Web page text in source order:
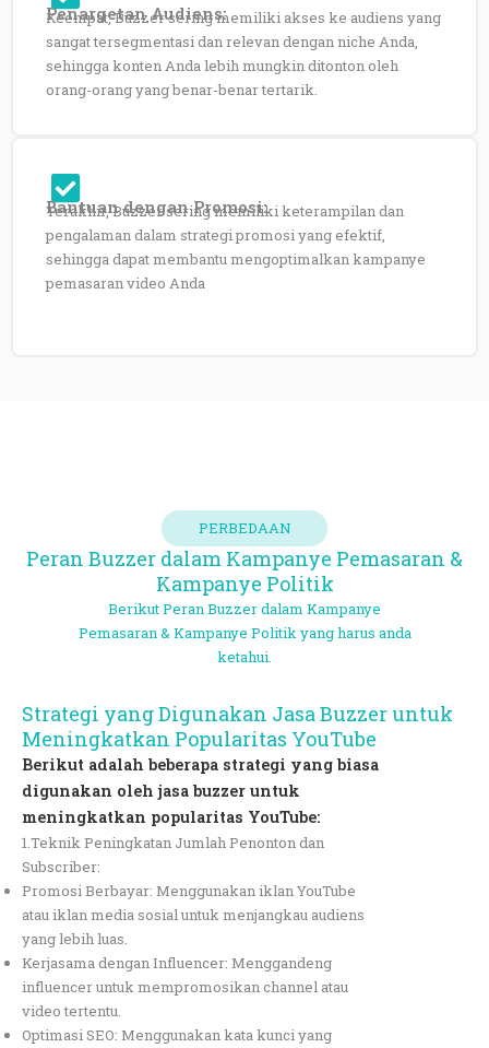
Penargetan Audiens:
Keempat, Buzzer sering memiliki akses ke audiens yang
sangat tersegmentasi dan relevan dengan niche Anda,
sehingga konten Anda lebih mungkin ditonton oleh
orang-orang yang benar-benar tertarik.
Bantuan dengan Promosi:
Terakhir, Buzzer sering memiliki keterampilan dan
pengalaman dalam strategi promosi yang efektif,
sehingga dapat membantu mengoptimalkan kampanye
pemasaran video Anda
PERBEDAAN
Peran Buzzer dalam Kampanye Pemasaran &
Kampanye Politik
Berikut Peran Buzzer dalam Kampanye
Pemasaran & Kampanye Politik yang harus anda
ketahui.
Strategi yang Digunakan Jasa Buzzer untuk
Meningkatkan Popularitas YouTube
Berikut adalah beberapa strategi yang biasa
digunakan oleh jasa buzzer untuk
meningkatkan popularitas YouTube:
1.Teknik Peningkatan Jumlah Penonton dan
Subscriber:
Promosi Berbayar: Menggunakan iklan YouTube
atau iklan media sosial untuk menjangkau audiens
yang lebih luas.
Kerjasama dengan Influencer: Menggandeng
influencer untuk mempromosikan channel atau
video tertentu.
Optimasi SEO: Menggunakan kata kunci yang